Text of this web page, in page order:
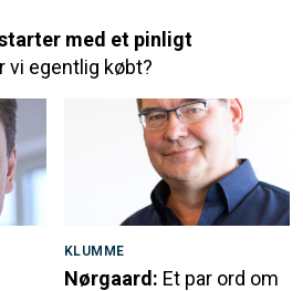
med et pinligt
vi egentlig købt?
KLUMME
Nørgaard: Et par ord om